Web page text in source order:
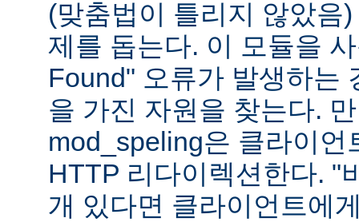
(맞춤법이 틀리지 않았음
제를 돕는다. 이 모듈을
Found" 오류가 발생하는
을 가진 자원을 찾는다.
mod_speling은 클라이언
HTTP 리다이렉션한다. "
개 있다면 클라이언트에